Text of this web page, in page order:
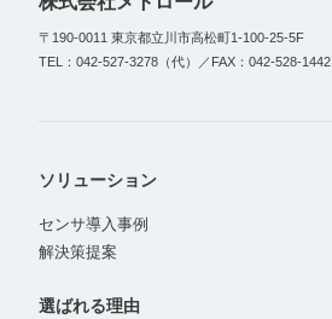
〒190-0011 東京都立川市高松町1-100-25-5F
TEL：042-527-3278（代）／FAX：042-528-1442
ソリューション
センサ導入事例
解決策提案
選ばれる理由